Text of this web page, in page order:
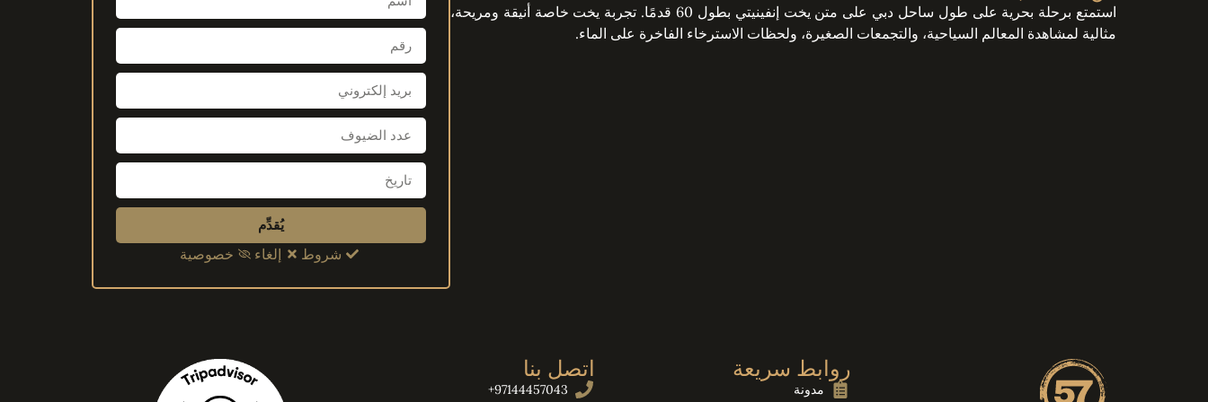
استمتع برحلة بحرية على طول ساحل دبي على متن يخت إنفينيتي بطول 60 قدمًا. تجربة يخت خاصة أنيقة ومريحة،
مثالية لمشاهدة المعالم السياحية، والتجمعات الصغيرة، ولحظات الاسترخاء الفاخرة على الماء.
يُقدِّم
شروط إلغاء خصوصية
روابط سريعة
مدونة
اتصل بنا
97144457043+